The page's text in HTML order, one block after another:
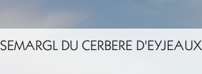
SEMARGL DU CERBERE D'EYJEAUX